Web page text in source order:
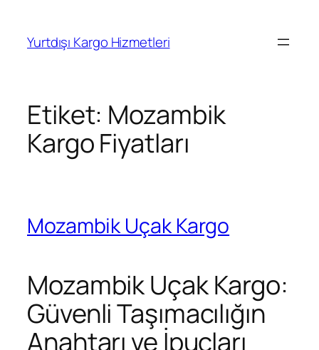
Yurtdışı Kargo Hizmetleri
Etiket: Mozambik
Kargo Fiyatları
Mozambik Uçak Kargo
Mozambik Uçak Kargo:
Güvenli Taşımacılığın
Anahtarı ve İpuçları